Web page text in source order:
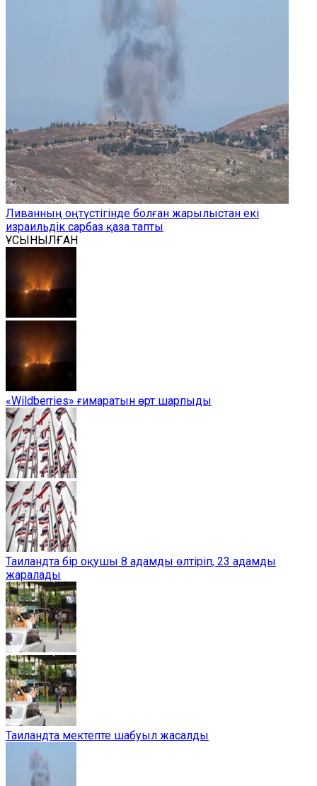
Ливанның оңтүстігінде болған жарылыстан екі
израильдік сарбаз қаза тапты
ҰСЫНЫЛҒАН
«Wildberries» ғимаратын өрт шарпыды
Таиландта бір оқушы 8 адамды өлтіріп, 23 адамды
жаралады
Таиландта мектепте шабуыл жасалды